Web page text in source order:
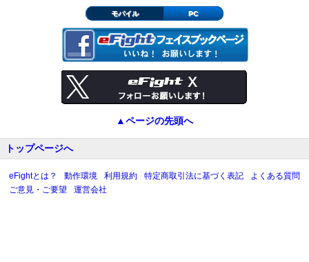
モバイル PC
▲ページの先頭へ
トップページへ
eFightとは？ 動作環境 利用規約 特定商取引法に基づく表記
よくある質問
ご意見・ご要望
運営会社